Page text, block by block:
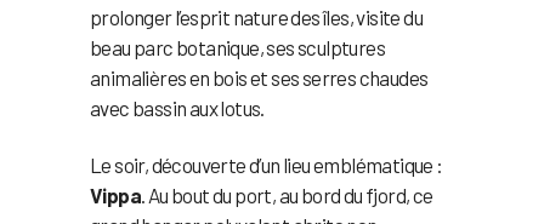
prolonger l’esprit nature des îles, visite du
beau parc botanique, ses sculptures
animalières en bois et ses serres chaudes
avec bassin aux lotus.
Le soir, découverte d’un lieu emblématique :
Vippa. Au bout du port, au bord du fjord, ce